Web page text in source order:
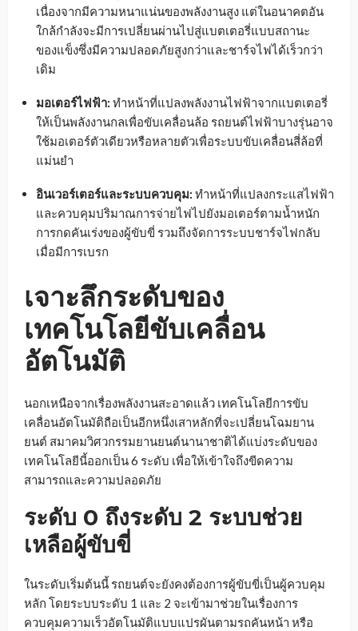
เนื่องจากมีความหนาแน่นของพลังงานสูง แต่ในอนาคตอัน
ใกล้กำลังจะมีการเปลี่ยนผ่านไปสู่แบตเตอรี่แบบสถานะ
ของแข็งซึ่งมีความปลอดภัยสูงกว่าและชาร์จไฟได้เร็วกว่า
เดิม
มอเตอร์ไฟฟ้า: ทำหน้าที่แปลงพลังงานไฟฟ้าจากแบตเตอรี่
ให้เป็นพลังงานกลเพื่อขับเคลื่อนล้อ รถยนต์ไฟฟ้าบางรุ่นอาจ
ใช้มอเตอร์ตัวเดียวหรือหลายตัวเพื่อระบบขับเคลื่อนสี่ล้อที่
แม่นยำ
อินเวอร์เตอร์และระบบควบคุม: ทำหน้าที่แปลงกระแสไฟฟ้า
และควบคุมปริมาณการจ่ายไฟไปยังมอเตอร์ตามน้ำหนัก
การกดคันเร่งของผู้ขับขี่ รวมถึงจัดการระบบชาร์จไฟกลับ
เมื่อมีการเบรก
เจาะลึกระดับของ
เทคโนโลยีขับเคลื่อน
อัตโนมัติ
นอกเหนือจากเรื่องพลังงานสะอาดแล้ว เทคโนโลยีการขับ
เคลื่อนอัตโนมัติถือเป็นอีกหนึ่งเสาหลักที่จะเปลี่ยนโฉมยาน
ยนต์ สมาคมวิศวกรรมยานยนต์นานาชาติได้แบ่งระดับของ
เทคโนโลยีนี้ออกเป็น 6 ระดับ เพื่อให้เข้าใจถึงขีดความ
สามารถและความปลอดภัย
ระดับ 0 ถึงระดับ 2 ระบบช่วย
เหลือผู้ขับขี่
ในระดับเริ่มต้นนี้ รถยนต์จะยังคงต้องการผู้ขับขี่เป็นผู้ควบคุม
หลัก โดยระบบระดับ 1 และ 2 จะเข้ามาช่วยในเรื่องการ
ควบคุมความเร็วอัตโนมัติแบบแปรผันตามรถคันหน้า หรือ